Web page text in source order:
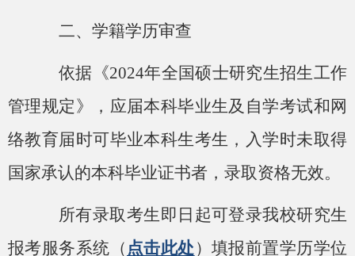
二、学籍学历审查
依据《2024年全国硕士研究生招生工作
管理规定》，应届本科毕业生及自学考试和网
络教育届时可毕业本科生考生，入学时未取得
国家承认的本科毕业证书者，录取资格无效。
所有录取考生即日起可登录我校研究生
报考服务系统（ 点击此处）填报前置学历学位